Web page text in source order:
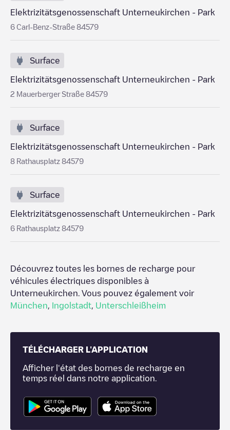
Elektrizitätsgenossenschaft Unterneukirchen - Park
6 Carl-Benz-Straße 84579
Surface
Elektrizitätsgenossenschaft Unterneukirchen - Park
2 Mauerberger Straße 84579
Surface
Elektrizitätsgenossenschaft Unterneukirchen - Park
8 Rathausplatz 84579
Surface
Elektrizitätsgenossenschaft Unterneukirchen - Park
6 Rathausplatz 84579
Découvrez toutes les bornes de recharge pour
véhicules électriques disponibles à
Unterneukirchen . Vous pouvez également voir
München
Ingolstadt Unterschleißheim
TÉLÉCHARGER L'APPLICATION
Afficher l'état des bornes de recharge en
temps réel dans notre application.